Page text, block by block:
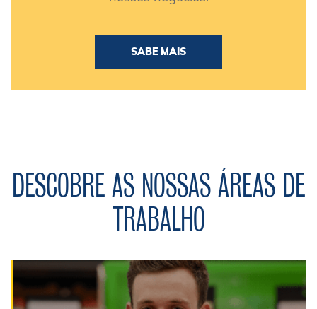
SABE MAIS
DESCOBRE AS NOSSAS ÁREAS DE
TRABALHO